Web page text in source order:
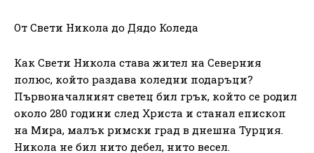
От Свети Никола до Дядо Коледа
Как Свети Никола става жител на Северния
полюс, който раздава коледни подаръци?
Първоначалният светец бил грък, който се родил
около 280 години след Христа и станал епископ
на Мира, малък римски град в днешна Турция.
Никола не бил нито дебел, нито весел.